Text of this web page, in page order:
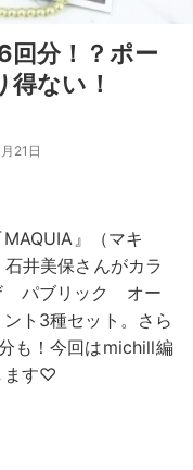
回分！？ポー
ない！
21日
』（マキ
井美保さんがカラ
パブリック オー
ト3種セット。さら
も！今回はmichill編
ます♡